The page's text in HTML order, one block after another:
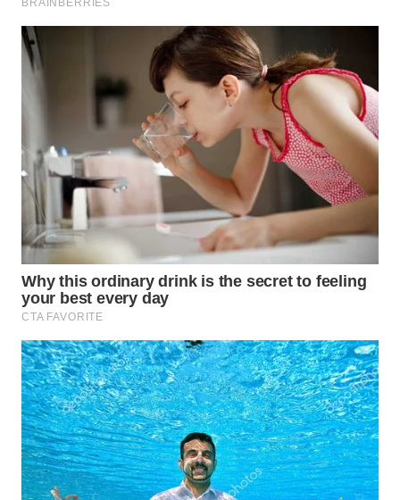
TAPANULI
SELATAN
LESUNG
KARO
WN
SIMALUNGUN
WN
LABUHANBATU
WN
TAPANULI
TENGAH
WN DELI